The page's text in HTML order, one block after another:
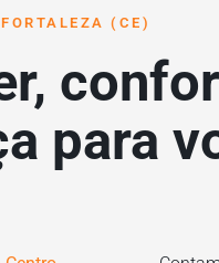
(CE)
para